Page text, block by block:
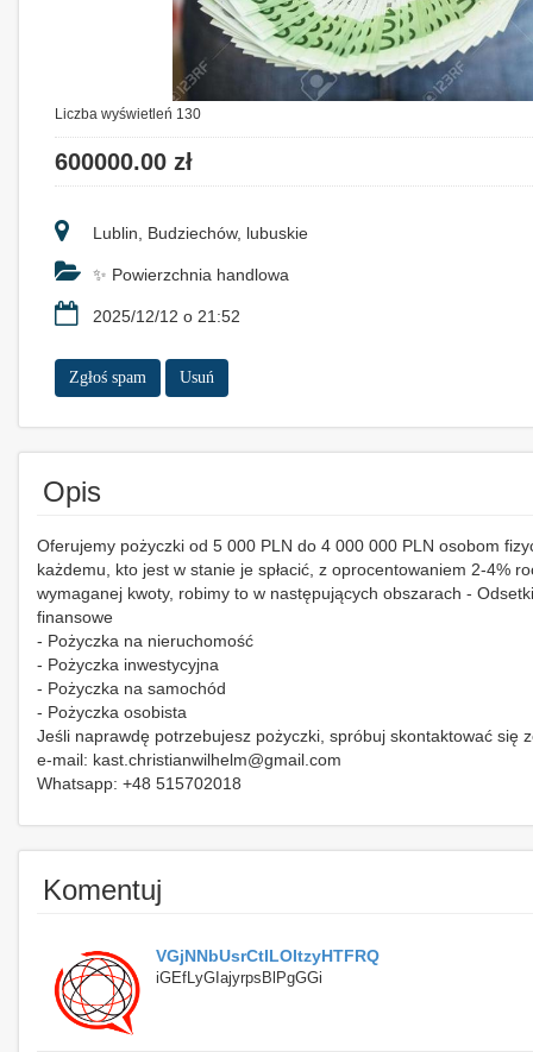
Liczba wyświetleń 130
600000.00 zł
Lublin, Budziechów, lubuskie
✨ Powierzchnia handlowa
2025/12/12 o 21:52
Zgłoś spam Usuń
Opis
Oferujemy pożyczki od 5 000 PLN do 4 000 000 PLN osobom
każdemu, kto jest w stanie je spłacić, z oprocentowaniem 2-4%
wymaganej kwoty, robimy to w następujących obszarach - Odsetki
finansowe
- Pożyczka na nieruchomość
- Pożyczka inwestycyjna
- Pożyczka na samochód
- Pożyczka osobista
Jeśli naprawdę potrzebujesz pożyczki, spróbuj skontaktować się
e-mail: kast.christianwilhelm@gmail.com
Whatsapp: +48 515702018
Komentuj
VGjNNbUsrCtILOItzyHTFRQ
iGEfLyGIajyrpsBlPgGGi